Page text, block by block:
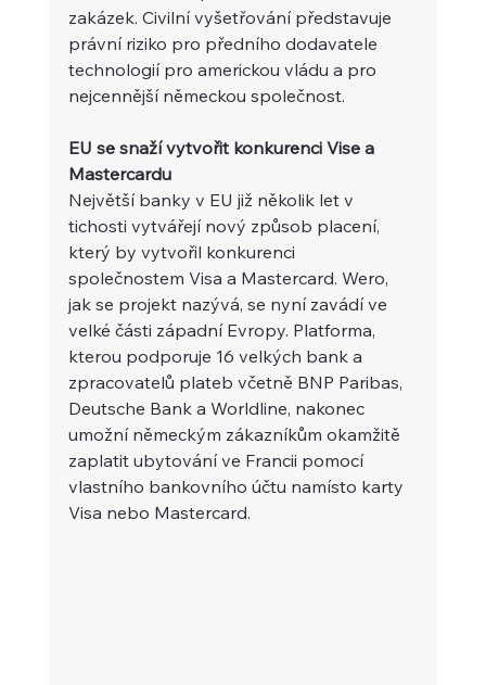
zakázek. Civilní vyšetřování představuje
právní riziko pro předního dodavatele
technologií pro americkou vládu a pro
nejcennější německou společnost.
EU se snaží vytvořit konkurenci Vise a
Mastercardu
Největší banky v EU již několik let v
tichosti vytvářejí nový způsob placení,
který by vytvořil konkurenci
společnostem Visa a Mastercard. Wero,
jak se projekt nazývá, se nyní zavádí ve
velké části západní Evropy. Platforma,
kterou podporuje 16 velkých bank a
zpracovatelů plateb včetně BNP Paribas,
Deutsche Bank a Worldline, nakonec
umožní německým zákazníkům okamžitě
zaplatit ubytování ve Francii pomocí
vlastního bankovního účtu namísto karty
Visa nebo Mastercard.